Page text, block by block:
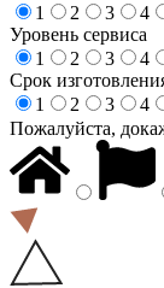
1
2 3 4
Уровень сервиса
1
2 3 4
Срок
1
2 3 4
Пожалуйста,